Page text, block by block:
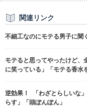
関連リンク
不細工なのにモテる男子に
モテると思ってやったけど、
に笑っている」「モテる香水
逆効果！ 「わざとらしいな
らす」「頭ぽんぽん」